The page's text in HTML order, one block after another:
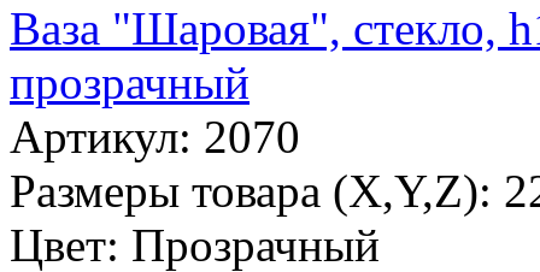
Ваза "Шаровая", стекло,
прозрачный
Артикул: 2070
Размеры товара (X,Y,Z):
Цвет: Прозрачный